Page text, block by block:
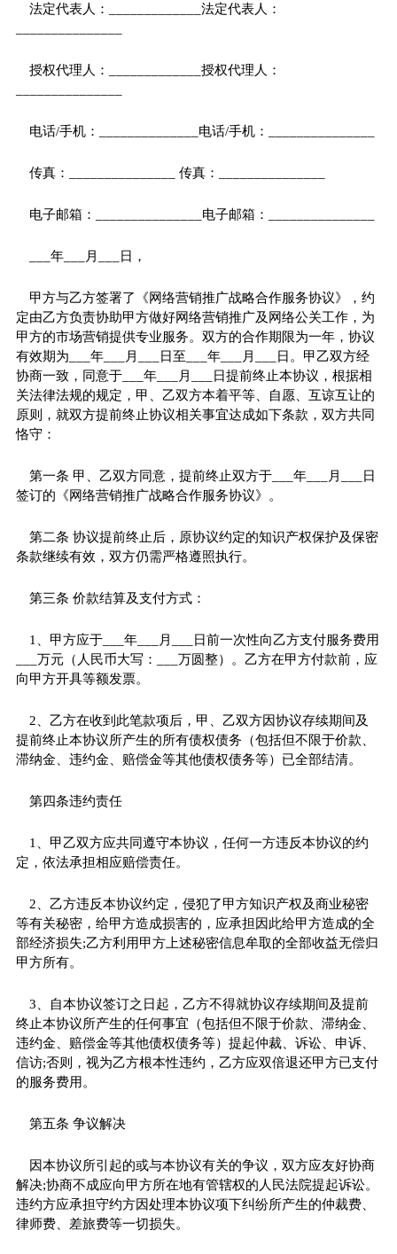
法定代表人：_____________法定代表人：
授权代理人：_____________授权代理人：
电话/手机：______________电话/手机：_______________
传真：_______________ 传真：_______________
电子邮箱：_______________电子邮箱：_______________
___年___月___日，
甲方与乙方签署了《网络营销推广战略合作服务协议》，约
定由乙方负责协助甲方做好网络营销推广及网络公关工作，为
甲方的市场营销提供专业服务。双方的合作期限为一年，协议
有效期为___年___月___日至___年___月___日。甲乙双方经
协商一致，同意于___年___月___日提前终止本协议，根据相
关法律法规的规定，甲、乙双方本着平等、自愿、互谅互让的
原则，就双方提前终止协议相关事宜达成如下条款，双方共同
恪守：
第一条 甲、乙双方同意，提前终止双方于___年___月___日
签订的《网络营销推广战略合作服务协议》。
第二条 协议提前终止后，原协议约定的知识产权保护及保密
条款继续有效，双方仍需严格遵照执行。
第三条 价款结算及支付方式：
1、甲方应于___年___月___日前一次性向乙方支付服务费用
___万元（人民币大写：___万圆整）。乙方在甲方付款前，应
向甲方开具等额发票。
2、乙方在收到此笔款项后，甲、乙双方因协议存续期间及
提前终止本协议所产生的所有债权债务（包括但不限于价款、
滞纳金、违约金、赔偿金等其他债权债务等）已全部结清。
第四条违约责任
1、甲乙双方应共同遵守本协议，任何一方违反本协议的约
定，依法承担相应赔偿责任。
2、乙方违反本协议约定，侵犯了甲方知识产权及商业秘密
等有关秘密，给甲方造成损害的，应承担因此给甲方造成的全
部经济损失;乙方利用甲方上述秘密信息牟取的全部收益无偿归
甲方所有。
3、自本协议签订之日起，乙方不得就协议存续期间及提前
终止本协议所产生的任何事宜（包括但不限于价款、滞纳金、
违约金、赔偿金等其他债权债务等）提起仲裁、诉讼、申诉、
信访;否则，视为乙方根本性违约，乙方应双倍退还甲方已支付
的服务费用。
第五条 争议解决
因本协议所引起的或与本协议有关的争议，双方应友好协商
解决;协商不成应向甲方所在地有管辖权的人民法院提起诉讼。
违约方应承担守约方因处理本协议项下纠纷所产生的仲裁费、
律师费、差旅费等一切损失。